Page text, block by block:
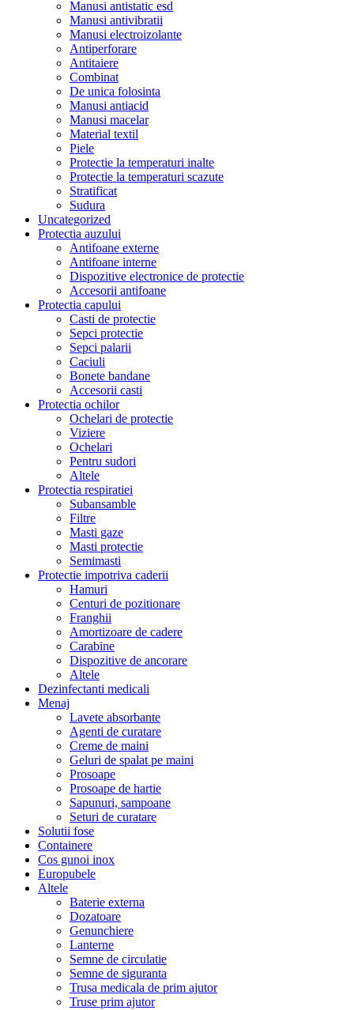
Manusi antistatic esd
Manusi antivibratii
Manusi electroizolante
Antiperforare
Antitaiere
Combinat
De unica folosinta
Manusi antiacid
Manusi macelar
Material textil
Piele
Protectie la temperaturi inalte
Protectie la temperaturi scazute
Stratificat
Sudura
Uncategorized
Protectia auzului
Antifoane externe
Antifoane interne
Dispozitive electronice de protectie
Accesorii antifoane
Protectia capului
Casti de protectie
Sepci protectie
Sepci palarii
Caciuli
Bonete bandane
Accesorii casti
Protectia ochilor
Ochelari de protectie
Viziere
Ochelari
Pentru sudori
Altele
Protectia respiratiei
Subansamble
Filtre
Masti gaze
Masti protectie
Semimasti
Protectie impotriva caderii
Hamuri
Centuri de pozitionare
Franghii
Amortizoare de cadere
Carabine
Dispozitive de ancorare
Altele
Dezinfectanti medicali
Menaj
Lavete absorbante
Agenti de curatare
Creme de maini
Geluri de spalat pe maini
Prosoape
Prosoape de hartie
Sapunuri, sampoane
Seturi de curatare
Solutii fose
Containere
Cos gunoi inox
Europubele
Altele
Baterie externa
Dozatoare
Genunchiere
Lanterne
Semne de circulatie
Semne de siguranta
Trusa medicala de prim ajutor
Truse prim ajutor